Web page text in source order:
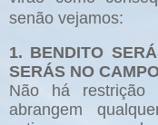
senão vejamos:
1. BENDITO
SERÁS NO
Não há restrição
abrangem